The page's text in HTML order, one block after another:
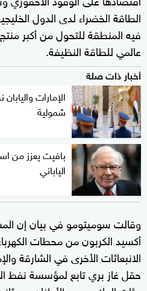
الطاقة الخضراء لدى الدول
فيه المنطقة للتحول من أكبر
عالمي للطاقة النظيفة.
أخبار ذات صلة
الإمارات
شمولية
الياباني
وقالت سوميتومو في بيان إن
أكسيد الكربون من محطات
الانبعاثات الأخرى في الشارقة
حقل غاز بري تابع لمؤسسة نفط